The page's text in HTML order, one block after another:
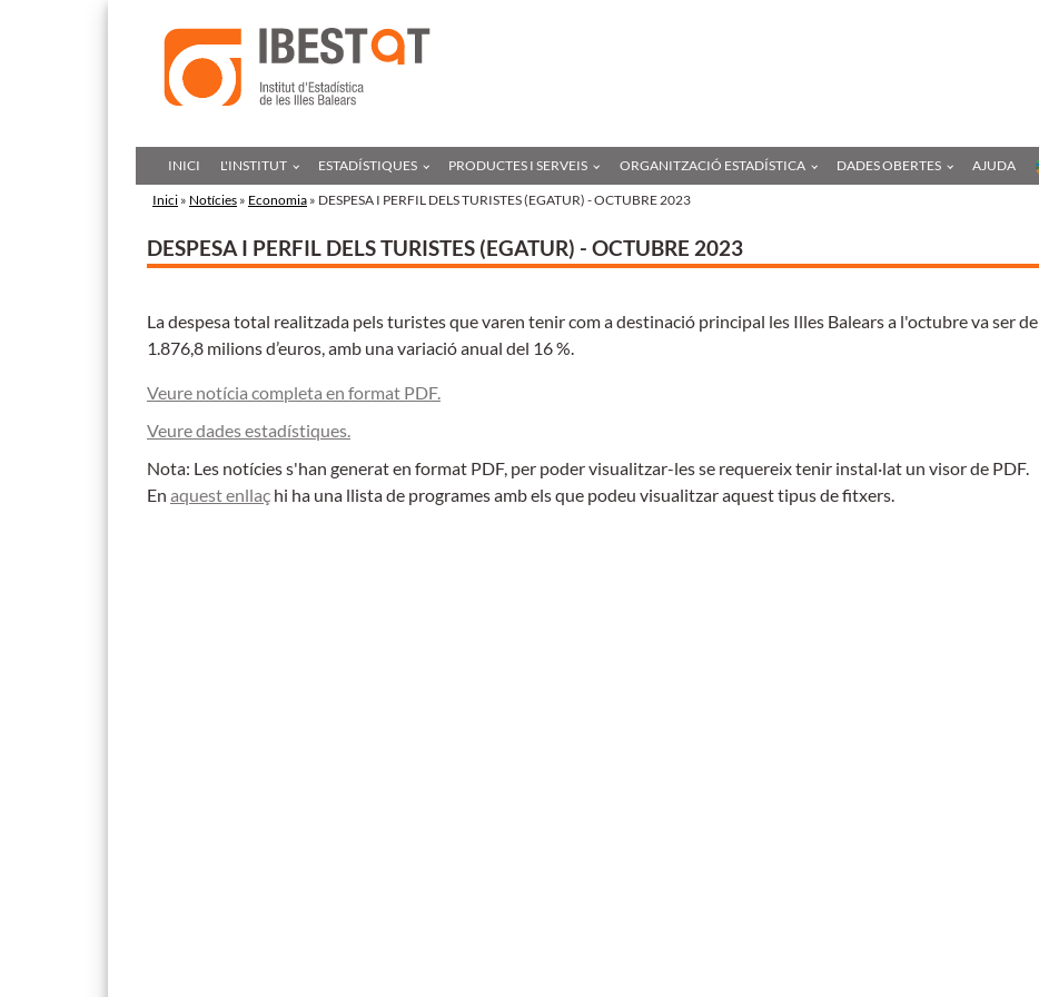
INICI L'INSTITUT ESTADÍSTIQUES PRODUCTES I SERVEIS ORGANITZACIÓ ESTADÍSTICA DADES OBERTES AJUDA
Inici » Notícies » Economia » DESPESA I PERFIL DELS TURISTES (EGATUR) - OCTUBRE 2023
DESPESA I PERFIL DELS TURISTES (EGATUR) - OCTUBRE 2023
La despesa total realitzada pels turistes que varen tenir com a destinació principal les Illes Balears a l'octubre va ser de
1.876,8 milions d’euros, amb una variació anual del 16 %.
Veure notícia completa en format PDF.
Veure dades estadístiques.
Nota: Les notícies s'han generat en format PDF, per poder visualitzar-les se requereix tenir instal·lat un visor de PDF.
En aquest enllaç hi ha una llista de programes amb els que podeu visualitzar aquest tipus de fitxers.